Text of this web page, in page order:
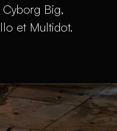
Big,
et Multidot.